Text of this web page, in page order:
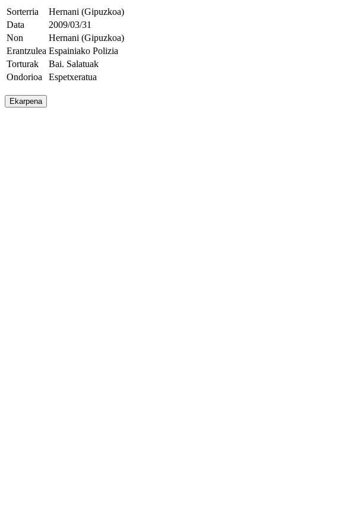
Sorterria
Hernani (Gipuzkoa)
Data
2009/03/31
Non
Hernani (Gipuzkoa)
Erantzulea Espainiako Polizia
Torturak
Bai. Salatuak
Ondorioa
Espetxeratua